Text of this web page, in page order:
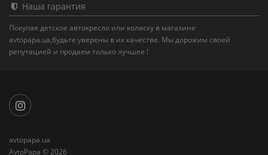
Наша гарантия
Покупая детское автокресло или коляску в магазине
avtopapa.ua,будьте уверены в их качестве. Мы дорожим своей
репутацией и продаем только лучшее !
avtopapa.ua
AvtoPapa © 2026